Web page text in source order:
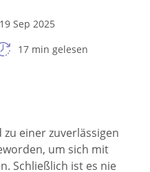
19 Sep 2025
17 min gelesen
einer zuverlässigen
um sich mit
Schließlich ist es nie